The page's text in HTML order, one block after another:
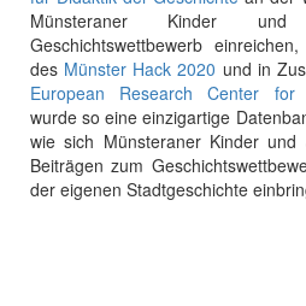
Münsteraner Kinder
Geschichtswettbewerb
des Münster Hack 2020 und in
European Research Center for
wurde so eine einzigartige
wie sich Münsteraner Kinder und
Beiträgen zum
der eigenen Stadtgeschichte